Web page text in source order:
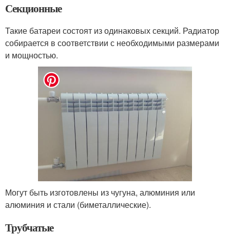
Секционные
Такие батареи состоят из одинаковых секций. Радиатор
собирается в соответствии с необходимыми размерами
и мощностью.
Могут быть изготовлены из чугуна, алюминия или
алюминия и стали (биметаллические).
Трубчатые